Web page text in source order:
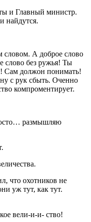
и Главный министр.
найдутся.
А доброе слово
слово без ружья! Ты
Сам должо́н понимать!
с рук сбыть. Оченно
компроментирует.
размышляю
что охотников не
уж тут, как тут.
вели-и-и- ство!